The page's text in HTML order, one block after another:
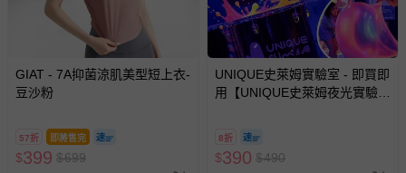
GIAT - 7A抑菌涼肌美型短上衣-
豆沙粉
57折 即將售完
$399 $699
UNIQUE史萊姆實驗室 - 即買即
用【UNIQUE史萊姆夜光實驗室
訂單編號兌換，逾期作廢) (大
人小孩均一價(3歲以上需購票))
8折
$390 $490